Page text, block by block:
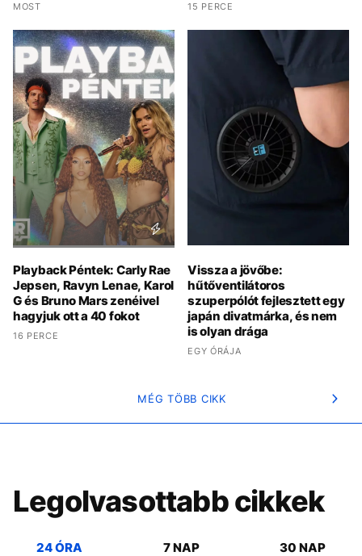
MOST 15 PERCE
Playback Péntek: Carly Rae
Jepsen, Ravyn Lenae, Karol
G és Bruno Mars zenéivel
hagyjuk ott a 40 fokot
16 PERCE
Vissza a jövőbe:
hűtőventilátoros
szuperpólót fejlesztett egy
japán divatmárka, és nem
is olyan drága
EGY ÓRÁJA
MÉG TÖBB CIKK
Legolvasottabb cikkek
24 ÓRA 7 NAP 30 NAP